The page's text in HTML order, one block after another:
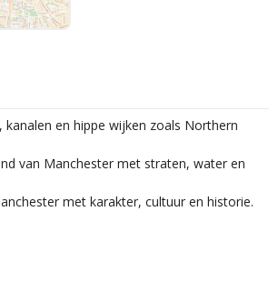
kanalen en hippe wijken zoals Northern
van Manchester met straten, water en
met karakter, cultuur en historie.